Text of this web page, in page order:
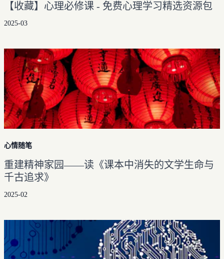
【收藏】心理必修课 - 免费心理学习精选资源包
2025-03
心情随笔
重建精神家园——读《课本中消失的文学生命与
千古追求》
2025-02